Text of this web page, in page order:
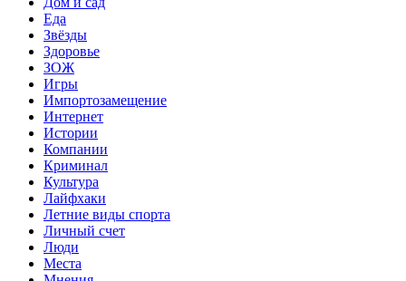
Еда
Звёзды
Здоровье
ЗОЖ
Игры
Импортозамещение
Интернет
Истории
Компании
Криминал
Культура
Лайфхаки
Летние виды спорта
Личный счет
Люди
Места